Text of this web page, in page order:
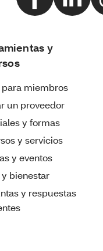
y
para miembros
un proveedor
y formas
y servicios
y eventos
bienestar
y respuestas